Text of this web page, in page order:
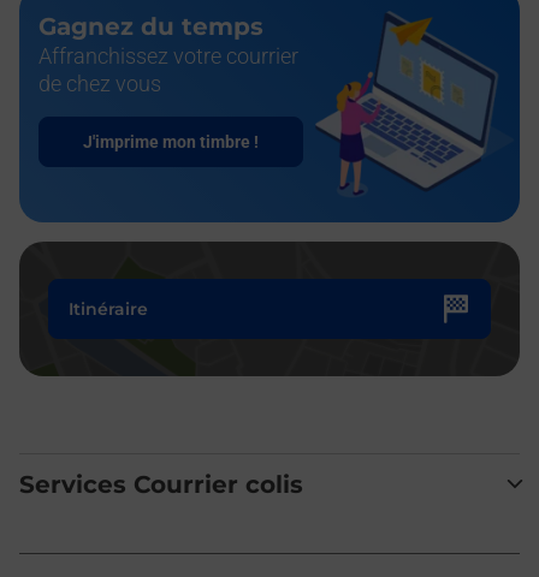
Gagnez du temps
Affranchissez votre courrier
de chez vous
J'imprime mon timbre !
Itinéraire
Services Courrier colis